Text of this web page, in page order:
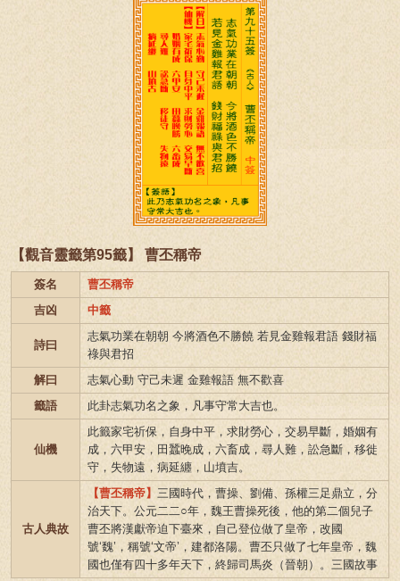
【觀音靈籤第95籤】 曹丕稱帝
簽名
曹丕稱帝
吉凶
中籤
詩曰
志氣功業在朝朝 今將酒色不勝饒 若見金雞報君語 錢財福
祿與君招
解曰
志氣心動 守己未遲 金雞報語 無不歡喜
籤語
此卦志氣功名之象，凡事守常大吉也。
仙機
此籤家宅祈保，自身中平，求財勞心，交易早斷，婚姻有
成，六甲安，田蠶晚成，六畜成，尋人難，訟急斷，移徙
守，失物遠，病延纏，山墳吉。
古人典故
【曹丕稱帝】 三國時代，曹操、劉備、孫權三足鼎立，分
治天下。公元二二○年，魏王曹操死後，他的第二個兒子
曹丕將漢獻帝迫下臺來，自己登位做了皇帝，改國
號‘魏’，稱號‘文帝’，建都洛陽。曹丕只做了七年皇帝，魏
國也僅有四十多年天下，終歸司馬炎（晉朝）。三國故事